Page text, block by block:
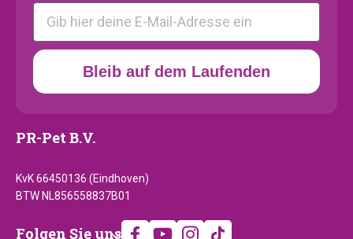
E-mail
Bleib auf dem Laufenden
PR-Pet B.V.
KvK 66450136 (Eindhoven)
BTW NL856558837B01
Folgen
Folgen Sie uns